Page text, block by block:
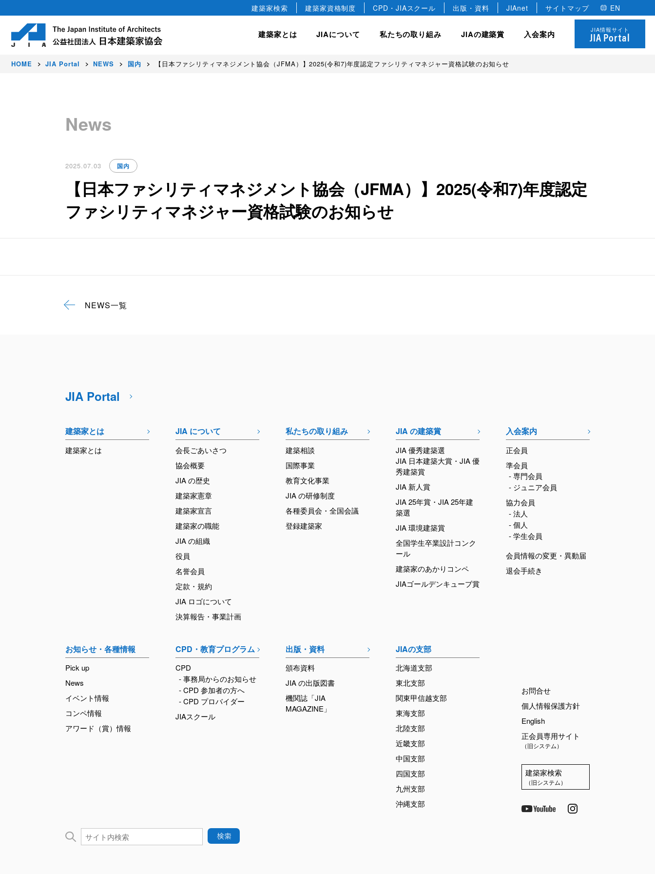
建築家検索 建築家資格制度 CPD・JIAスクール 出版・資料 JIAnet サイトマップ EN
建築家とは JIAについて
About
決算報告・事業計画
私たちの取り組み
Activity
JIAの建築賞
Award
入会案内
Membership
JIA情報サイト
JIA Portal
HOME JIA Portal NEWS 国内 【日本ファシリティマネジメント協会（JFMA）】2025(令和7)年度認定ファシリティマネジャー資格試験のお知らせ
News
2025.07.03 国内
【日本ファシリティマネジメント協会（JFMA）】2025(令和7)年度認定
ファシリティマネジャー資格試験のお知らせ
NEWS一覧
JIA Portal
建築家とは
建築家とは
JIA について
会長ごあいさつ
協会概要
JIA の歴史
建築家憲章
建築家宣言
建築家の職能
JIA の組織
役員
名誉会員
定款・規約
JIA ロゴについて
決算報告・事業計画
私たちの取り組み
建築相談
国際事業
教育文化事業
JIA の研修制度
各種委員会・全国会議
登録建築家
JIA の建築賞
JIA 優秀建築選
JIA 日本建築大賞・JIA 優
秀建築賞
JIA 新人賞
JIA 25年賞・JIA 25年建
築選
JIA 環境建築賞
全国学生卒業設計コンク
ール
建築家のあかりコンペ
JIAゴールデンキューブ賞
入会案内
正会員
準会員
- 専門会員
- ジュニア会員
協力会員
- 法人
- 個人
- 学生会員
会員情報の変更・異動届
退会手続き
お知らせ・各種情報
Pick up
News
イベント情報
コンペ情報
アワード（賞）情報
CPD・教育プログラム
CPD
- 事務局からのお知らせ
- CPD 参加者の方へ
- CPD プロバイダー
JIAスクール
出版・資料
頒布資料
JIA の出版図書
機関誌「JIA
MAGAZINE」
JIAの支部
北海道支部
東北支部
関東甲信越支部
東海支部
北陸支部
近畿支部
中国支部
四国支部
九州支部
沖縄支部
お問合せ
個人情報保護方針
English
正会員専用サイト
（旧システム）
建築家検索
（旧システム）